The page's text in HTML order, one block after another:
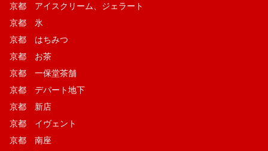
京都 アイスクリーム、ジェラート
京都 氷
京都 はちみつ
京都 お茶
京都 一保堂茶舗
京都 デパート地下
京都 新店
京都 イヴェント
京都 南座